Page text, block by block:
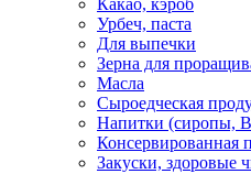
Какао, кэроб
Урбеч, паста
Для выпечки
Зерна для
Масла
Сыроедческая
Напитки (сиропы,
Консервированная
Закуски, здоровые